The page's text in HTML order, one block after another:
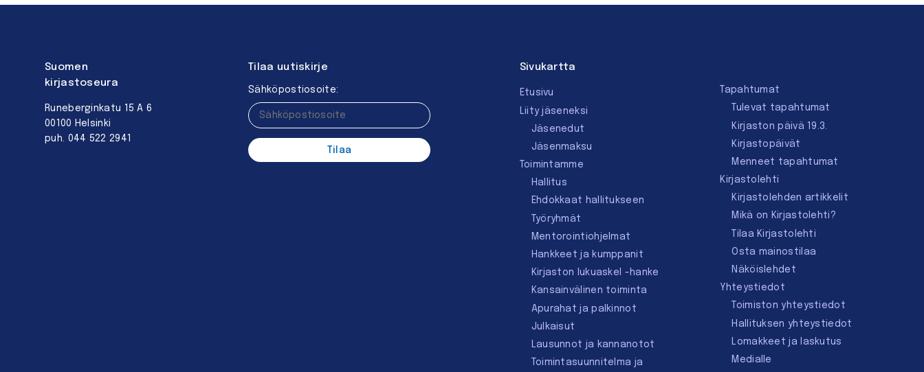
Suomen
kirjastoseura
Runeberginkatu 15 A 6
00100 Helsinki
puh. 044 522 2941
Tilaa uutiskirje
Sähköpostiosoite:
Sivukartta
Etusivu
Liity jäseneksi
Jäsenedut
Jäsenmaksu
Toimintamme
Hallitus
Ehdokkaat hallitukseen
Työryhmät
Mentorointi­ohjelmat
Hankkeet ja kumppanit
Kirjaston lukuaskel -hanke
Kansainvälinen toiminta
Apurahat ja palkinnot
Julkaisut
Lausunnot ja kannanotot
Toimintasuunnitelma ja
Tapahtumat
Tulevat tapahtumat
Kirjaston päivä 19.3.
Kirjastopäivät
Menneet tapahtumat
Kirjastolehti
Kirjastolehden artikkelit
Mikä on Kirjastolehti?
Tilaa Kirjastolehti
Osta mainostilaa
Näköislehdet
Yhteystiedot
Toimiston yhteystiedot
Hallituksen yhteystiedot
Lomakkeet ja laskutus
Medialle